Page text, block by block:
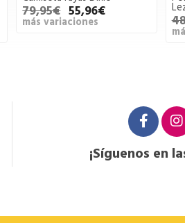
79,95€ 55,96€
más variaciones
¡Síguenos en